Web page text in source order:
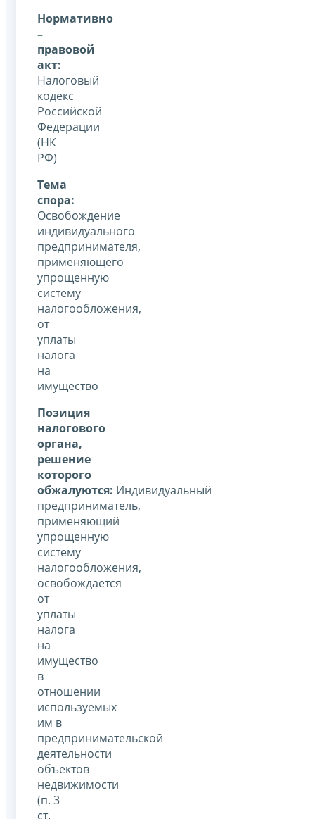
Нормативно
–
правовой
акт:
Налоговый
кодекс
Российской
Федерации
(НК
РФ)
Тема
спора:
Освобождение
индивидуального
предпринимателя,
применяющего
упрощенную
систему
налогообложения,
от
уплаты
налога
на
имущество
Позиция
налогового
органа,
решение
которого
обжалуются: Индивидуальный
предприниматель,
применяющий
упрощенную
систему
налогообложения,
освобождается
от
уплаты
налога
на
имущество
в
отношении
используемых
им в
предпринимательской
деятельности
объектов
недвижимости
(п. 3
ст.